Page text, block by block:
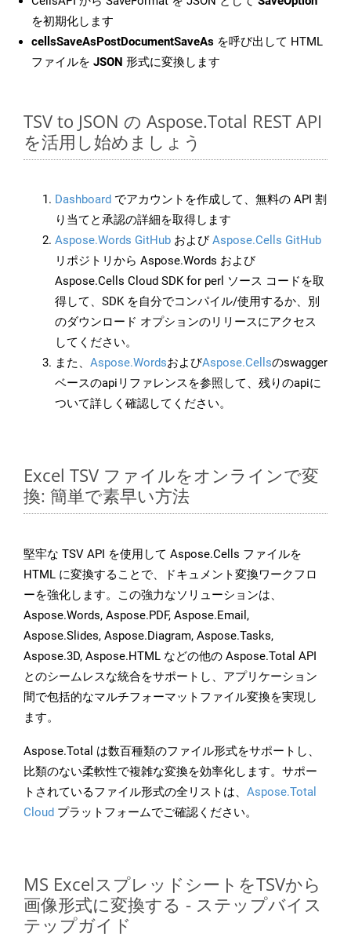
を初期化します
cellsSaveAsPostDocumentSaveAs を呼び出して HTML
ファイルを JSON 形式に変換します
TSV to JSON の Aspose.Total REST API
を活用し始めましょう
Dashboard でアカウントを作成して、無料の API 割
り当てと承認の詳細を取得します
Aspose.Words GitHub およびAspose.Cells GitHub
リポジトリから Aspose.Words および
Aspose.Cells Cloud SDK for perl ソース コードを取
得して、SDK を自分でコンパイル/使用するか、別
のダウンロード オプションのリリースにアクセス
してください。
また、 Aspose.WordsおよびAspose.Cellsのswagger
ベースのapiリファレンスを参照して、残りのapiに
ついて詳しく確認してください。
Excel TSV ファイルをオンラインで変
換: 簡単で素早い方法
堅牢な TSV API を使用して Aspose.Cells ファイルを
HTML に変換することで、ドキュメント変換ワークフロ
ーを強化します。この強力なソリューションは、
Aspose.Words, Aspose.PDF, Aspose.Email,
Aspose.Slides, Aspose.Diagram, Aspose.Tasks,
Aspose.3D, Aspose.HTML などの他の Aspose.Total API
とのシームレスな統合をサポートし、アプリケーション
間で包括的なマルチフォーマットファイル変換を実現し
ます。
Aspose.Total は数百種類のファイル形式をサポートし、
比類のない柔軟性で複雑な変換を効率化します。サポー
トされているファイル形式の全リストは、 Aspose.Total
Cloud プラットフォームでご確認ください。
MS ExcelスプレッドシートをTSVから
画像形式に変換する - ステップバイス
テップガイド